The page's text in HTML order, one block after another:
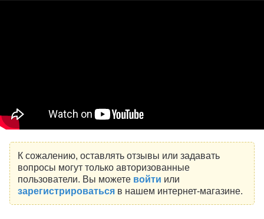
К сожалению, оставлять отзывы или задавать
вопросы могут только авторизованные
пользователи. Вы можете войти или
зарегистрироватьсяв нашем интернет-магазине.